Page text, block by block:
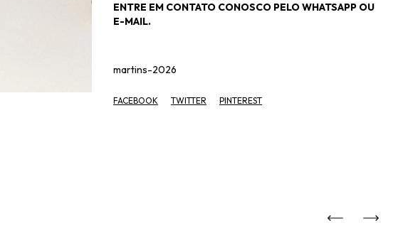
ENTRE EM CONTATO CONOSCO PELO WHATSAPP OU
E-MAIL.
martins-2026
FACEBOOK TWITTER PINTEREST